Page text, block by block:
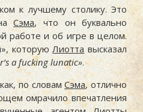
к лучшему столику. Это
Сэма, что он буквально
работе и об игре в целом.
которуюЛиотта высказал
a fucking lunatic .
по словамСэма, отлично
омрачило впечатления